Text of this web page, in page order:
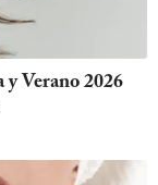
y Verano 2026